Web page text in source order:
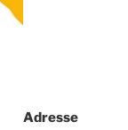
Adresse